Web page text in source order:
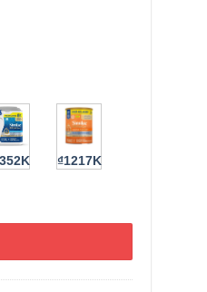
₫1217K
Sensitive 570g số lượng